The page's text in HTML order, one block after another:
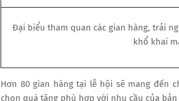
Đại biểu tham quan các gian hàng, trải
khổ khai
Hơn 80 gian hàng tại lễ hội sẽ mang đến
chọn quà tặng phù hợp với nhu cầu của